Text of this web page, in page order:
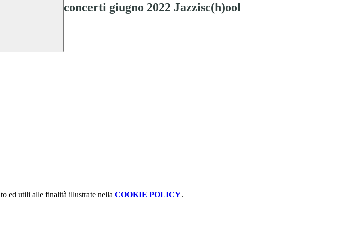
concerti giugno 2022 Jazzisc(h)ool
ed utili alle finalità illustrate nella COOKIE POLICY.